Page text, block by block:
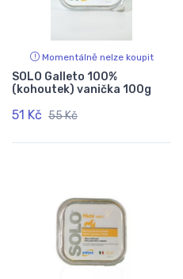
Momentálně nelze koupit
SOLO Galleto 100%
(kohoutek) vanička 100g
51 Kč 55 Kč